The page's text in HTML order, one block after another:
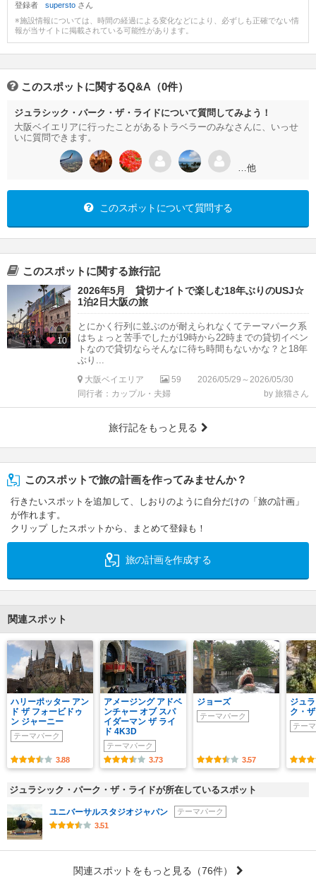
登録者 supersto さん
※施設情報については、時間の経過による変化などにより、必ずしも正確でない情
報が当サイトに掲載されている可能性があります。
このスポットに関するQ&A（0件）
ジュラシック・パーク・ザ・ライドについて質問してみよう！
大阪ベイエリアに行ったことがあるトラベラーのみなさんに、いっせ
いに質問できます。
…他
このスポットについて質問する
このスポットに関する旅行記
10
2026年5月 貸切ナイトで楽しむ18年ぶりのUSJ☆
1泊2日大阪の旅
とにかく行列に並ぶのが耐えられなくてテーマパーク系
はちょっと苦手でしたが19時から22時までの貸切イベン
トなので貸切ならそんなに待ち時間もないかな？と18年
ぶり...
大阪ベイエリア 59
2026/05/29～2026/05/30
同行者：カップル・夫婦
by 旅猫さん
旅行記をもっと見る
このスポットで旅の計画を作ってみませんか？
行きたいスポットを追加して、しおりのように自分だけの「旅の計画」
が作れます。
クリップ したスポットから、まとめて登録も！
旅の計画を作成する
関連スポット
ハリーポッター アン
ド ザ フォービドゥ
ン ジャーニー
テーマパーク
3.88
アメージング アドベ
ンチャー オブ スパ
イダーマン ザ ライ
ド 4K3D
テーマパーク
3.73
ジョーズ
テーマパーク
3.57
ジュ
ク・
テー
ジュラシック・パーク・ザ・ライドが所在しているスポット
ユニバーサルスタジオジャパン
テーマパーク
3.51
関連スポットをもっと見る （76件）